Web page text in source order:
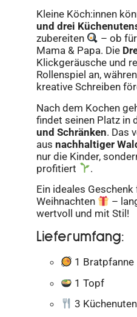
Kleine Köch:innen
und drei
zubereiten
– ob
Mama & Papa. Die
Klickgeräusche und
Rollenspiel an,
kreative Schreiben
Nach dem Kochen
findet seinen Platz in
und Schränken. Das
aus nachhaltiger
nur die Kinder,
profitiert
.
Ein ideales
Weihnachten
–
wertvoll und mit Stil!
Lieferumfang:
1 Bratpfanne
1 Topf
3